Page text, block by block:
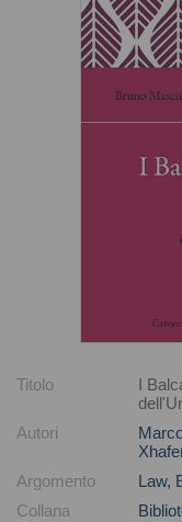
Titolo
I
Autori
Argomento
Law,
Collana